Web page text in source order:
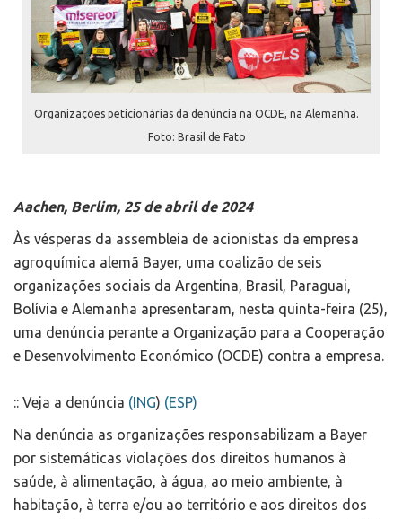
Organizações peticionárias da denúncia na OCDE, na Alemanha.
Foto: Brasil de Fato
Aachen, Berlim, 25 de abril de 2024
Às vésperas da assembleia de acionistas da empresa
agroquímica alemã Bayer, uma coalizão de seis
organizações sociais da Argentina, Brasil, Paraguai,
Bolívia e Alemanha apresentaram, nesta quinta-feira (25),
uma denúncia perante a Organização para a Cooperação
e Desenvolvimento Económico (OCDE) contra a empresa.
:: Veja a denúncia (ING) (ESP)
Na denúncia as organizações responsabilizam a Bayer
por sistemáticas violações dos direitos humanos à
saúde, à alimentação, à água, ao meio ambiente, à
habitação, à terra e/ou ao território e aos direitos dos